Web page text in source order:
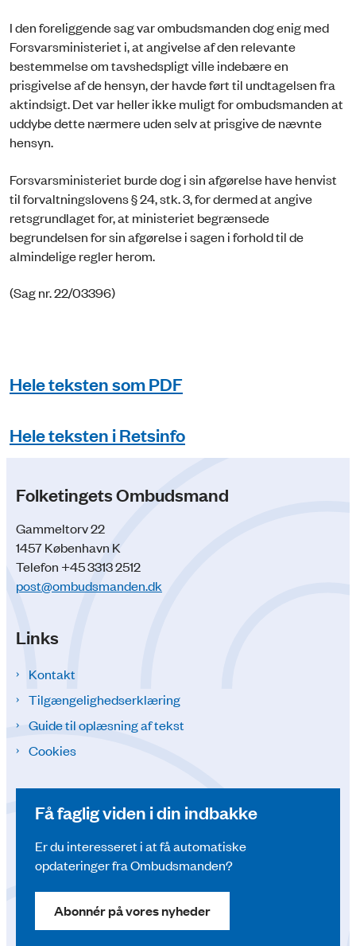
I den foreliggende sag var ombudsmanden dog enig med
Forsvarsministeriet i, at angivelse af den relevante
bestemmelse om tavshedspligt ville indebære en
prisgivelse af de hensyn, der havde ført til undtagelsen fra
aktindsigt. Det var heller ikke muligt for ombudsmanden at
uddybe dette nærmere uden selv at prisgive de nævnte
hensyn.
Forsvarsministeriet burde dog i sin afgørelse have henvist
til forvaltningslovens § 24, stk. 3, for dermed at angive
retsgrundlaget for, at ministeriet begrænsede
begrundelsen for sin afgørelse i sagen i forhold til de
almindelige regler herom.
(Sag nr. 22/03396)
Hele teksten som PDF
Hele teksten i Retsinfo
Folketingets Ombudsmand
Gammeltorv 22
1457 København K
Telefon +45 3313 2512
post@ombudsmanden.dk
Links
Kontakt
Tilgængelighedserklæring
Guide til oplæsning af tekst
Cookies
Få faglig viden i din indbakke
Er du interesseret i at få automatiske
opdateringer fra Ombudsmanden?
Abonnér på vores nyheder